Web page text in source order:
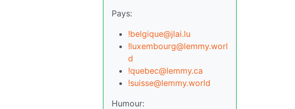
Pays:
!belgique@jlai.lu
!luxembourg@lemmy.worl
d
!quebec@lemmy.ca
!suisse@lemmy.world
Humour: